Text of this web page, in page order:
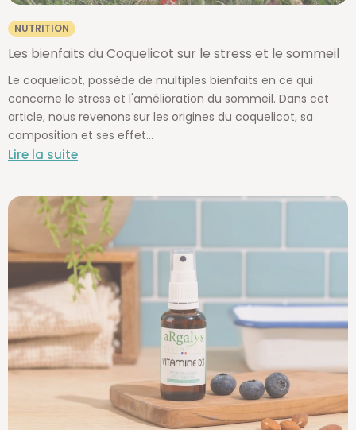
NUTRITION
Les bienfaits du Coquelicot sur le stress et le sommeil
Le coquelicot, possède de multiples bienfaits en ce qui
concerne le stress et l'amélioration du sommeil. Dans cet
article, nous revenons sur les origines du coquelicot, sa
composition et ses effet...
Lire la suite